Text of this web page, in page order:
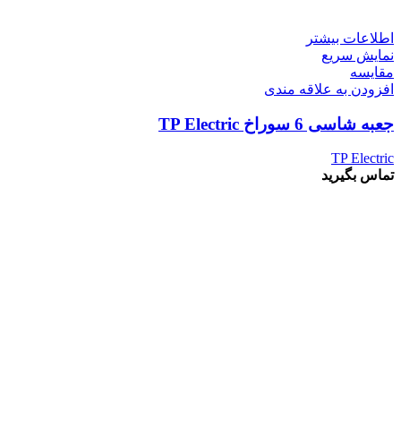
اطلاعات بیشتر
نمایش سریع
مقايسه
افزودن به علاقه مندی
جعبه شاسی 6 سوراخ TP Electric
TP Electric
تماس بگیرید